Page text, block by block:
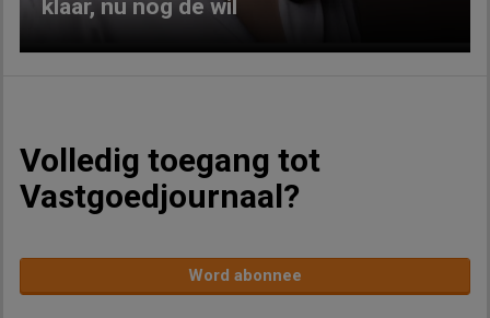
klaar, nu nog de wil
Volledig toegang tot
Vastgoedjournaal?
Word abonnee